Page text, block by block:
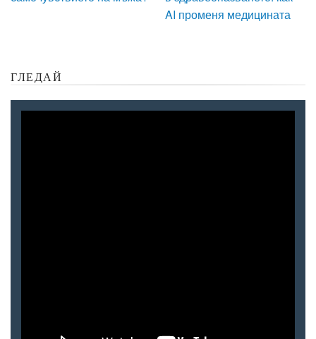
AI променя медицината
ГЛЕДАЙ